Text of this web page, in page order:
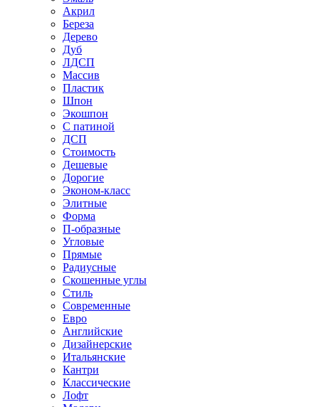
Акрил
Береза
Дерево
Дуб
ЛДСП
Массив
Пластик
Шпон
Экошпон
С патиной
ДСП
Стоимость
Дешевые
Дорогие
Эконом-класс
Элитные
Форма
П-образные
Угловые
Прямые
Радиусные
Скошенные углы
Стиль
Современные
Евро
Английские
Дизайнерские
Итальянские
Кантри
Классические
Лофт